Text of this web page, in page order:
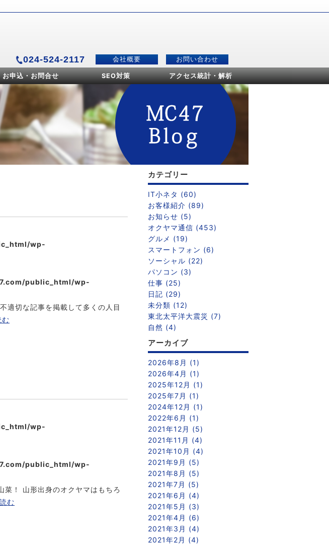
024-524-2117 会社概要 お問い合わせ
お申込・お問合せ SEO対策 アクセス統計・解析
wp-
public_html/wp-
適切な記事を掲載して多くの人目
む
wp-
public_html/wp-
菜！ 山形出身のオクヤマはもちろ
む
カテゴリー
IT小ネタ (60)
お客様紹介 (89)
お知らせ (5)
オクヤマ通信 (453)
グルメ (19)
スマートフォン (6)
ソーシャル (22)
パソコン (3)
仕事 (25)
日記 (29)
未分類 (12)
東北太平洋大震災 (7)
自然 (4)
アーカイブ
2026年8月 (1)
2026年4月 (1)
2025年12月 (1)
2025年7月 (1)
2024年12月 (1)
2022年6月 (1)
2021年12月 (5)
2021年11月 (4)
2021年10月 (4)
2021年9月 (5)
2021年8月 (5)
2021年7月 (5)
2021年6月 (4)
2021年5月 (3)
2021年4月 (6)
2021年3月 (4)
2021年2月 (4)